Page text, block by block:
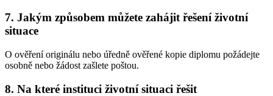
7. Jakým způsobem můžete zahájit řešení životní
situace
O ověření originálu nebo úředně ověřené kopie diplomu požádejte
osobně nebo žádost zašlete poštou.
8. Na které instituci životní situaci řešit